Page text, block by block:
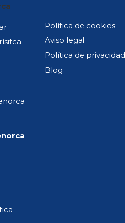
Morel
Política de cookies
Aviso legal
Política de privacidad
Blog